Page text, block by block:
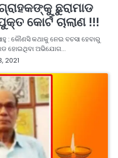
ଛୁରାମାଡ
କୋର୍ଟ ଚାଲାଣ !!!
: କୌଣସି କଥାକୁ ନେଇ ବଚସା ହେବାରୁ
ହୋଇଥିବା ଅଭିଯୋଗ…
2021